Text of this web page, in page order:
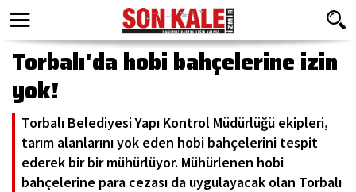
Torbalı'da hobi bahçelerine izin
yok!
Torbalı Belediyesi Yapı Kontrol Müdürlüğü ekipleri,
tarım alanlarını yok eden hobi bahçelerini tespit
ederek bir bir mühürlüyor. Mühürlenen hobi
bahçelerine para cezası da uygulayacak olan Torbalı